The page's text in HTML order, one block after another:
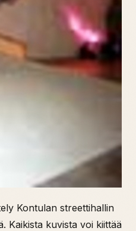
Kontulan streettihallin
Kaikista kuvista voi kiittää